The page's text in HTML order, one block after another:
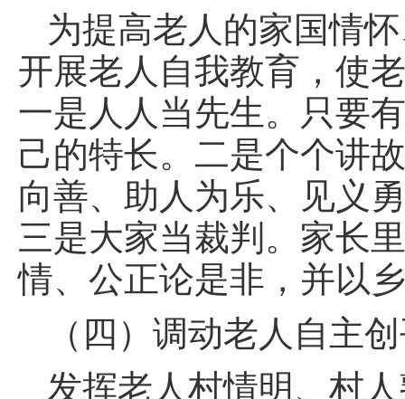
为提高老人的家国情
开展老人自我教育，使
一是人人当先生。只要
己的特长。二是个个讲
向善、助人为乐、见义
三是大家当裁判。家长
情、公正论是非，并以
（四）调动老人自主
发挥老人村情明、村